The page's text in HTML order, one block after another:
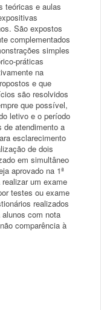
teóricas e aulas
São expostos
complementados
simples
práticas
na
e que
são resolvidos
que possível,
letivo e o período
de atendimento a
esclarecimento
de dois
em simultâneo
aprovado na 1ª
um exame
testes ou exame
realizados
com nota
comparência à